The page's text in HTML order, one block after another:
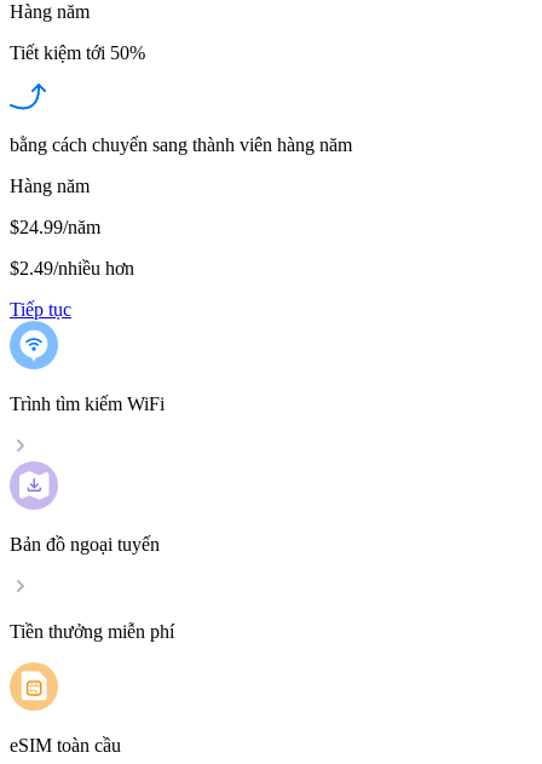
Hàng năm
Tiết kiệm tới 50%
bằng cách chuyển sang thành viên hàng năm
Hàng năm
$24.99/năm
$2.49/nhiều hơn
Tiếp tục
Trình tìm kiếm WiFi
Bản đồ ngoại tuyến
Tiền thưởng miễn phí
eSIM toàn cầu